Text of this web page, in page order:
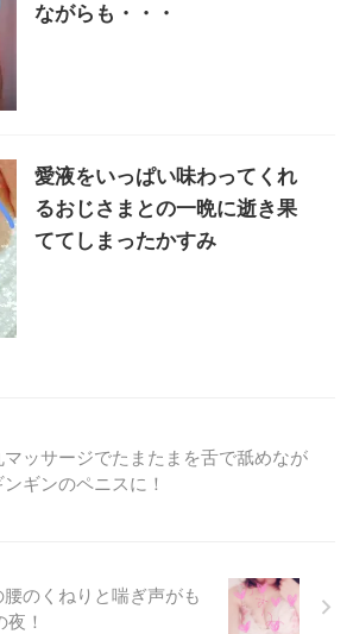
ながらも・・・
愛液をいっぱい味わってくれ
るおじさまとの一晩に逝き果
ててしまったかすみ
マッサージでたまたまを舌で舐めなが
ンギンのペニスに！
のくねりと喘ぎ声がも
！